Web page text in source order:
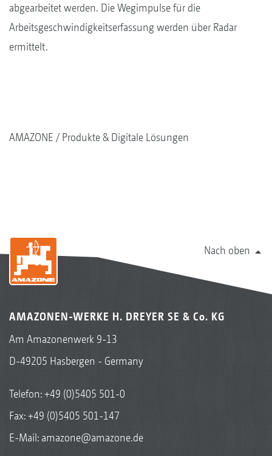
abgearbeitet werden. Die Wegimpulse für die
Arbeitsgeschwindigkeitserfassung werden über Radar
ermittelt.
AMAZONE Produkte & Digitale Lösungen
Nach oben
AMAZONEN-WERKE H. DREYER SE & Co. KG
Am Amazonenwerk 9-13
D-49205 Hasbergen - Germany
Telefon:+49 (0)5405 501-0
Fax: +49 (0)5405 501-147
E-Mail: amazone@amazone.de